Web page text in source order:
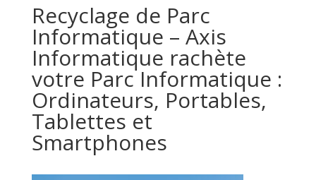
Recyclage de Parc
Informatique – Axis
Informatique rachète
votre Parc Informatique :
Ordinateurs, Portables,
Tablettes et
Smartphones